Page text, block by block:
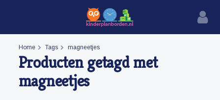
Home Tags magneetjes
Producten getagd met
magneetjes